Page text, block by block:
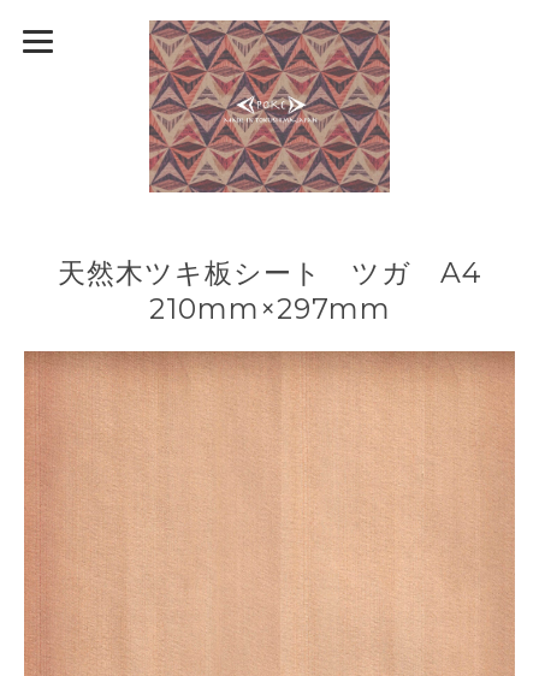
天然木ツキ板シート ツガ A4
210mm×297mm